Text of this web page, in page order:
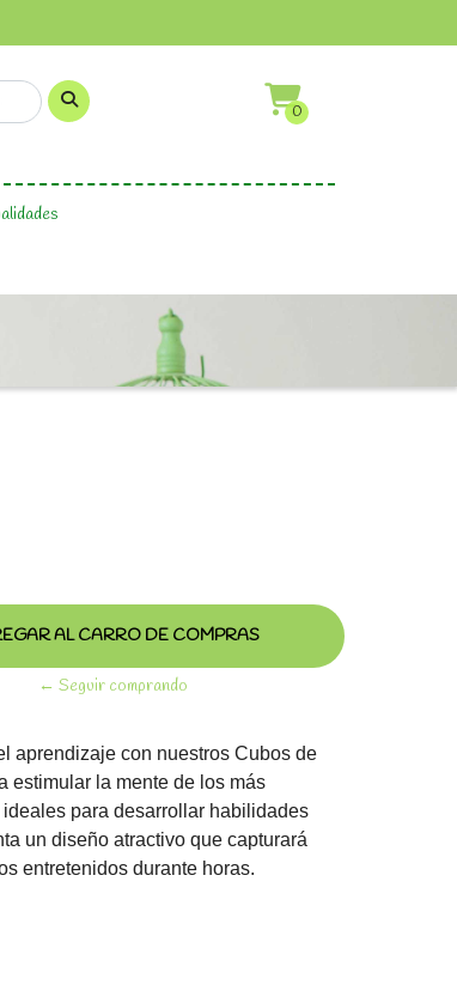
0
← Seguir comprando
aprendizaje con nuestros Cubos de
estimular la mente de los más
para desarrollar habilidades
un diseño atractivo que capturará
entretenidos durante horas.